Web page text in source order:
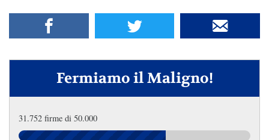
Fermiamo il Maligno!
31.752 firme di 50.000